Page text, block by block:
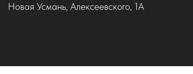
Новая Усмань, Алексеевского, 1А